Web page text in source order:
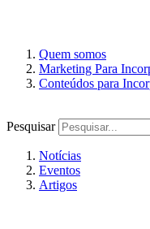
Quem somos
Marketing Para
Conteúdos para
Pesquisar
Notícias
Eventos
Artigos